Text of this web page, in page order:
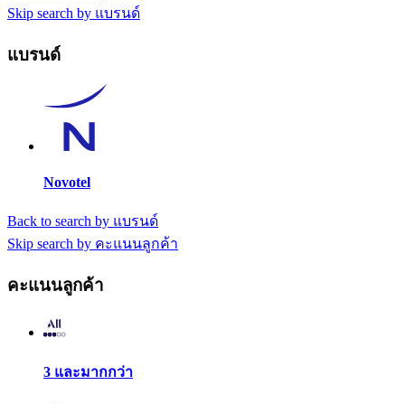
Skip search by แบรนด์
แบรนด์
Novotel
Back to search by แบรนด์
Skip search by คะแนนลูกค้า
คะแนนลูกค้า
3 และมากกว่า